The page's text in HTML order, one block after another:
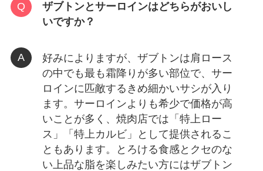
ザブトンとサーロインはどちらがおいし
いですか？
好みによりますが、ザブトンは肩ロース
の中でも最も霜降りが多い部位で、サー
ロインに匹敵するきめ細かいサシが入り
ます。サーロインよりも希少で価格が高
いことが多く、焼肉店では「特上ロー
ス」「特上カルビ」として提供されるこ
ともあります。とろける食感とクセのな
い上品な脂を楽しみたい方にはザブトン